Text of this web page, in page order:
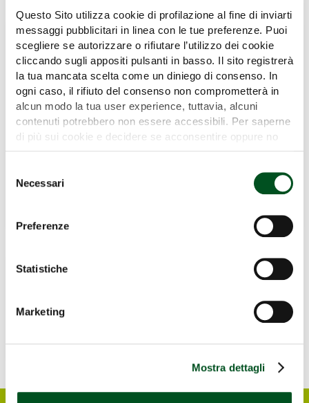
Questo Sito utilizza cookie di profilazione al fine di inviarti
messaggi pubblicitari in linea con le tue preferenze. Puoi
scegliere se autorizzare o rifiutare l’utilizzo dei cookie
cliccando sugli appositi pulsanti in basso. Il sito registrerà
la tua mancata scelta come un diniego di consenso. In
ogni caso, il rifiuto del consenso non comprometterà in
alcun modo la tua user experience, tuttavia, alcuni
contenuti potrebbero non essere accessibili. Per saperne
di più sui cookie e decidere se acconsentire oppure no
delNecessari
Preferenze
Statistiche
Marketing
Mostra dettagli